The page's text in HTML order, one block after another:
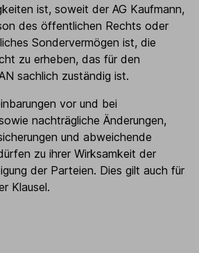
ist, soweit der AG Kaufmann,
des öffentlichen Rechts oder
Sondervermögen ist, die
zu erheben, das für den
sachlich zuständig ist.
vor und bei
nachträgliche Änderungen,
und abweichende
zu ihrer Wirksamkeit der
der Parteien. Dies gilt auch für
Klausel.